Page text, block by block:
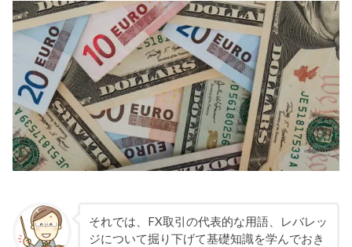
それでは、FX取引の代表的な用語、レバレッ
ジについて掘り下げて基礎知識を学んでおき